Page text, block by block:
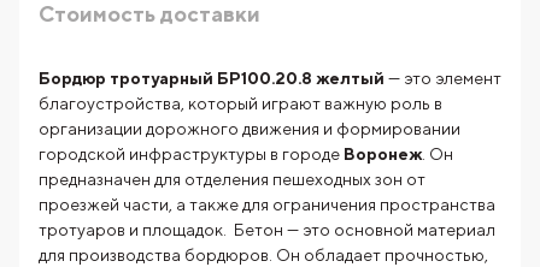
Стоимость доставки
Бордюр тротуарный БР100.20.8 желтый — это элемент
благоустройства, который играют важную роль в
организации дорожного движения и формировании
городской инфраструктуры в городе Воронеж. Он
предназначен для отделения пешеходных зон от
проезжей части, а также для ограничения пространства
тротуаров и площадок. Бетон — это основной материал
для производства бордюров. Он обладает прочностью,